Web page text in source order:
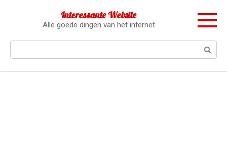
Interessante Website
Alle goede dingen van het internet